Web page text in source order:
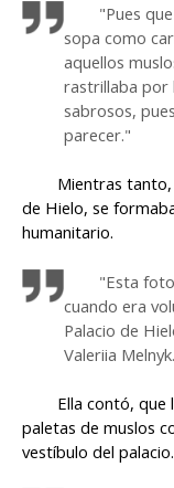
"Pues
sopa como
aquellos
rastrillaba por
sabrosos,
parecer."
Mientras
de Hielo, se
humanitario.
"Esta
cuando era
Palacio de
Valeriia Melnyk.
Ella contó, que
paletas de muslos
vestíbulo del palacio.